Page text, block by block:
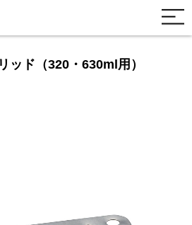
ッド（320・630ml用）